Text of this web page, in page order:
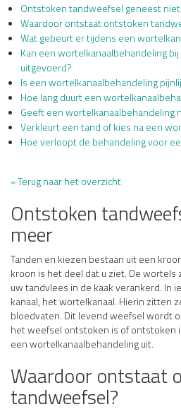
Ontstoken tandweefsel geneest
Waardoor ontstaat ontstoken
Wat gebeurt er tijdens een
Kan een wortelkanaalbehandeling
uitgevoerd?
Is een wortelkanaalbehandeling
Hoe lang duurt een
Geeft een wortelkanaalbehandeling
Verkleurt een tand of kies na een
Hoe verloopt de behandeling voor
« Terug naar het overzicht
Ontstoken
meer
Tanden en kiezen bestaan uit een
kroon is het deel dat u ziet. De
uw tandvlees in de kaak verankerd. In
kanaal, het wortelkanaal. Hierin zitten
bloedvaten. Dit levend weefsel wordt
het weefsel ontstoken is of ontstoken
een wortelkanaalbehandeling uit.
Waardoor ontstaat
tandweefsel?